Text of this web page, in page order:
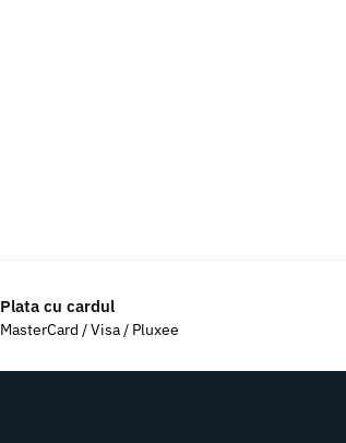
Plata cu cardul
MasterCard / Visa / Pluxee